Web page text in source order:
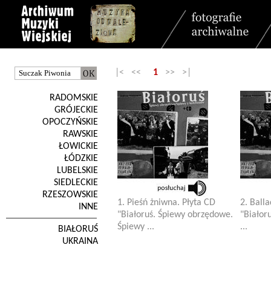
RADOMSKIE
GRÓJECKIE
OPOCZYŃSKIE
RAWSKIE
ŁOWICKIE
ŁÓDZKIE
LUBELSKIE
SIEDLECKIE
RZESZOWSKIE
INNE
BIAŁORUŚ
UKRAINA
|< << 1 >> >|
1. Pieśń żniwna. Płyta CD
"Białoruś. Śpiewy obrzędowe.
Śpiewy ...
2.
...